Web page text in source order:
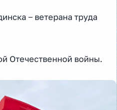
‒ ветерана труда
Отечественной войны.